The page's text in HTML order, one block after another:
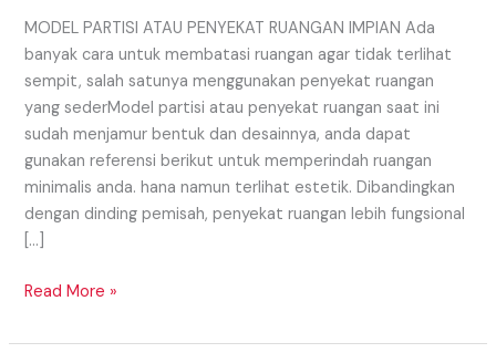
MODEL PARTISI ATAU PENYEKAT RUANGAN IMPIAN Ada
banyak cara untuk membatasi ruangan agar tidak terlihat
sempit, salah satunya menggunakan penyekat ruangan
yang sederModel partisi atau penyekat ruangan saat ini
sudah menjamur bentuk dan desainnya, anda dapat
gunakan referensi berikut untuk memperindah ruangan
minimalis anda. hana namun terlihat estetik. Dibandingkan
dengan dinding pemisah, penyekat ruangan lebih fungsional
[…]
Read More »